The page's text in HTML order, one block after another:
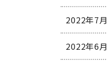
2022年7月
2022年6月